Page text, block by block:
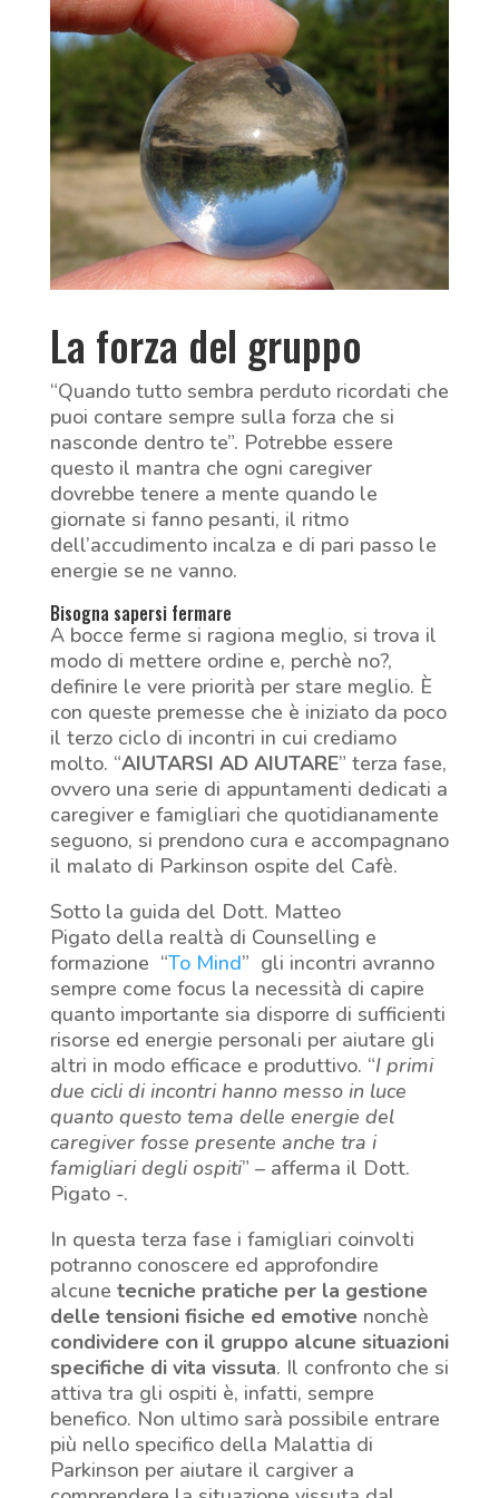
La forza del gruppo
“Quando tutto sembra perduto ricordati che
puoi contare sempre sulla forza che si
nasconde dentro te”. Potrebbe essere
questo il mantra che ogni caregiver
dovrebbe tenere a mente quando le
giornate si fanno pesanti, il ritmo
dell’accudimento incalza e di pari passo le
energie se ne vanno.
Bisogna sapersi fermare
A bocce ferme si ragiona meglio, si trova il
modo di mettere ordine e, perchè no?,
definire le vere priorità per stare meglio. È
con queste premesse che è iniziato da poco
il terzo ciclo di incontri in cui crediamo
molto. “AIUTARSI AD AIUTARE” terza fase,
ovvero una serie di appuntamenti dedicati a
caregiver e famigliari che quotidianamente
seguono, si prendono cura e accompagnano
il malato di Parkinson ospite del Cafè.
Sotto la guida del Dott. Matteo
Pigato della realtà di Counselling e
formazione “To Mind” gli incontri avranno
sempre come focus la necessità di capire
quanto importante sia disporre di sufficienti
risorse ed energie personali per aiutare gli
altri in modo efficace e produttivo. “I primi
due cicli di incontri hanno messo in luce
quanto questo tema delle energie del
caregiver fosse presente anche tra i
famigliari degli ospiti” – afferma il Dott.
Pigato -.
In questa terza fase i famigliari coinvolti
potranno conoscere ed approfondire
alcune tecniche pratiche per la gestione
delle tensioni fisiche ed emotivenonchè
condividere con il gruppo alcune situazioni
specifiche di vita vissuta. Il confronto che si
attiva tra gli ospiti è, infatti, sempre
benefico. Non ultimo sarà possibile entrare
più nello specifico della Malattia di
Parkinson per aiutare il cargiver a